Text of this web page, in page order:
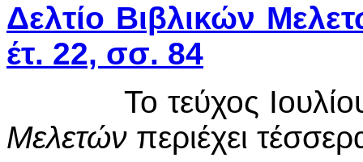
Δελτίο Βιβλικών
έτ. 22, σσ. 84
Το τεύχος Ιουλίου
Μελετών περιέχει